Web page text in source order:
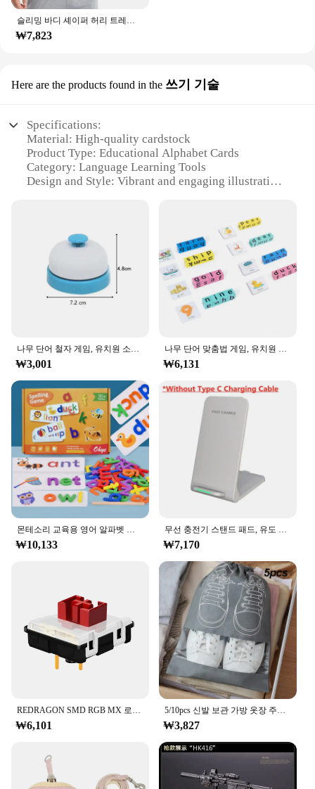
슬리밍 바디 셰이퍼 허리 트레이너 랩 남성용 배 컨트롤 코르셋 네오프렌 지방 연소 무게추 감량 사우나 땀 벨트
₩7,823
Here are the products found in the 쓰기 기술
Specifications:
Material: High-quality cardstock
Product Type: Educational Alphabet Cards
Category: Language Learning Tools
Design and Style: Vibrant and engaging illustrations
Performance and Property: Durable and easy to
handle
Features:
|Wholesale|Vendors|
**Engaging Learning Experience**
for parents, educators, and children looking to
improve their handwriting and reading skills. These
cards are not just any ordinary flashcards; they are
designed with vivid and engaging illustrations that
capture the imagination of young learners. Each
card features a letter of the alphabet, making it an
ideal tool for teaching the Korean alphabet to
children and adults alike. The cards are not only
visually appealing but also tactile, ensuring a
satisfying grip for little hands.
**Versatile Learning Tool**
These alphabet cards are not just for the classroom;
they are versatile enough to be used in various
settings. Whether it's at home, in a library, or during
a homeschooling session, the merka Alphabet Cards
are a valuable addition to any educational toolkit.
The cards are lightweight and portable, making
them perfect for on-the-go learning. With 52 cards
in each set, there's plenty of material to keep
children engaged and progressing in their language
skills.
**Quality and Durability**
Crafted from high-quality cardstock, these alphabet
cards are built to last. The sturdy material ensures
that the cards withstand frequent handling, making
them an ideal choice for both individual and group
learning activities. The cards are designed to be
easy to clean, ensuring they remain in top condition
even after multiple uses. The merka Alphabet Cards
are not only a valuable educational resource but
나무 단어 철자 게임, 유치원 소년 소녀용 알파벳 학습 장난감, 글자 읽기 빌딩 블록, 카드 40 장
₩3,001
나무 단어 맞춤법 게임, 유치원 소년 소녀를위한 알파벳 학습 장난감, 40 장의 카드가 있는 글자 읽기 빌딩 블록
₩6,131
몬테소리 교육용 영어 알파벳 철자 단어 학습 카드 52 개, 어린이 퍼즐 장난감, 학습 카드
₩10,133
무선 충전기 스탠드 패드, 유도 고속 충전 독 스테이션, 아이폰 15, 14, 13, 12, 11 프로, 삼성, 샤오미 휴대폰 충전기, 30W
₩7,170
REDRAGON SMD RGB MX 로우 프로파일 5.5 스위치 3Pin Clicky 선형 촉각 침묵 키보드 레드 블랙 블루 브라운 스위치
₩6,101
5/10pcs 신발 보관 가방 옷장 주최자 비 짠 여행 휴대용 가방 방수 포켓 의류 분류 그리기 교수형 가방
₩3,827